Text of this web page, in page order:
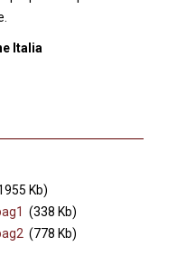
Italia
Kb)
(338 Kb)
(778 Kb)